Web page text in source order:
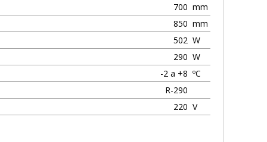
700 mm
850 mm
502 W
290 W
-2 a +8 ºC
R-290
220 V